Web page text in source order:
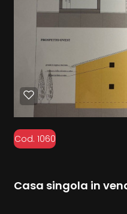
Cod. 1060
Casa singola in